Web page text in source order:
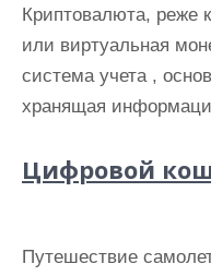
Криптовалюта, реже
или виртуальная
система учета ,
хранящая
Цифровой
Путешествие